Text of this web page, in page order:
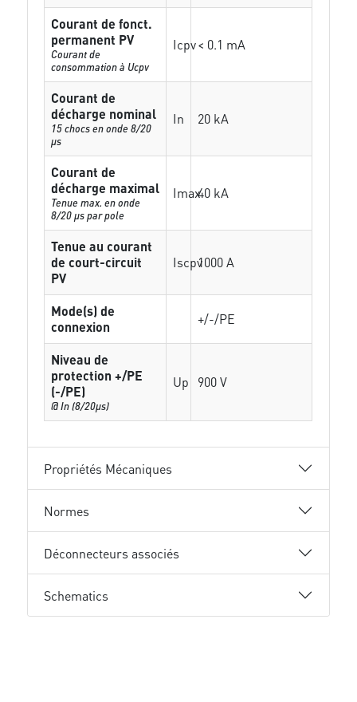
Courant de fonct.
permanent PV
Courant de
consommation à Ucpv
Icpv< 0.1 mA
Courant de
décharge nominal
15 chocs en onde 8/20
µs
In 20 kA
Courant de
décharge maximal
Tenue max. en onde
8/20 µs par pole
Imax40 kA
Tenue au courant
de court-circuit
PV
Iscpv1000 A
Mode(s) de
connexion
+/-/PE
Niveau de
protection +/PE
(-/PE)
@ In (8/20µs)
Up 900 V
Propriétés Mécaniques
Normes
Déconnecteurs associés
Schematics